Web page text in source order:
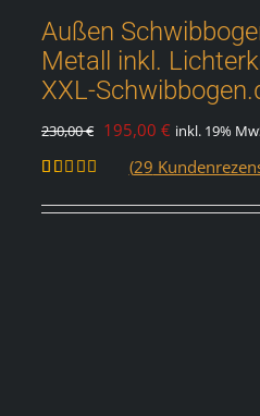
Außen
Metall inkl.
XXL-
230,00€ Ursprünglicher
Preis
230,00 €
195,00 € Aktueller
Preis
195,00 €.
inkl. 19%
mit5.00
(29